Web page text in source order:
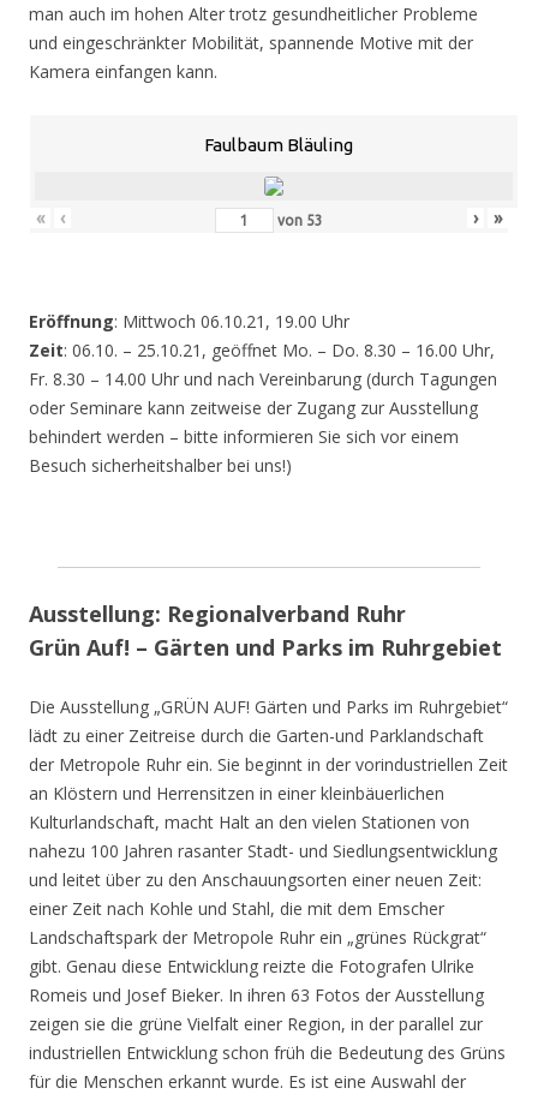
man auch im hohen Alter trotz gesundheitlicher Probleme
und eingeschränkter Mobilität, spannende Motive mit der
Kamera einfangen kann.
Faulbaum Bläuling
« ‹ von 53 › »
Eröffnung: Mittwoch 06.10.21, 19.00 Uhr
Zeit: 06.10. – 25.10.21, geöffnet Mo. – Do. 8.30 – 16.00 Uhr,
Fr. 8.30 – 14.00 Uhr und nach Vereinbarung (durch Tagungen
oder Seminare kann zeitweise der Zugang zur Ausstellung
behindert werden – bitte informieren Sie sich vor einem
Besuch sicherheitshalber bei uns!)
Ausstellung: Regionalverband Ruhr
Grün Auf! – Gärten und Parks im Ruhrgebiet
Die Ausstellung „GRÜN AUF! Gärten und Parks im Ruhrgebiet“
lädt zu einer Zeitreise durch die Garten-und Parklandschaft
der Metropole Ruhr ein. Sie beginnt in der vorindustriellen Zeit
an Klöstern und Herrensitzen in einer kleinbäuerlichen
Kulturlandschaft, macht Halt an den vielen Stationen von
nahezu 100 Jahren rasanter Stadt- und Siedlungsentwicklung
und leitet über zu den Anschauungsorten einer neuen Zeit:
einer Zeit nach Kohle und Stahl, die mit dem Emscher
Landschaftspark der Metropole Ruhr ein „grünes Rückgrat“
gibt. Genau diese Entwicklung reizte die Fotografen Ulrike
Romeis und Josef Bieker. In ihren 63 Fotos der Ausstellung
zeigen sie die grüne Vielfalt einer Region, in der parallel zur
industriellen Entwicklung schon früh die Bedeutung des Grüns
für die Menschen erkannt wurde. Es ist eine Auswahl der